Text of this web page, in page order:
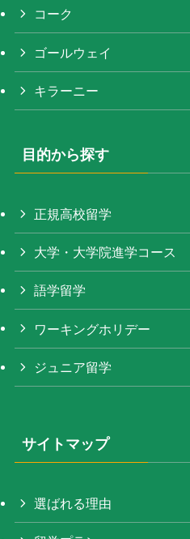
コーク
ゴールウェイ
キラーニー
目的から探す
正規高校留学
大学・大学院進学コース
語学留学
ワーキングホリデー
ジュニア留学
サイトマップ
選ばれる理由